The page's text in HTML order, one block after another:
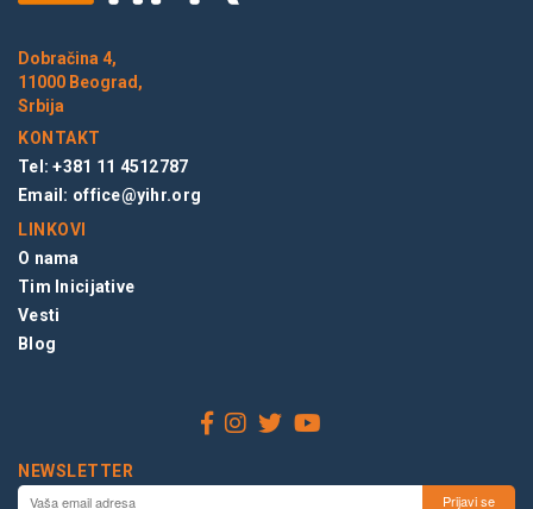
Dobračina 4,
11000 Beograd,
Srbija
KONTAKT
Tel: +381 11 4512787
Email: office@yihr.org
LINKOVI
O nama
Tim Inicijative
Vesti
Blog
NEWSLETTER